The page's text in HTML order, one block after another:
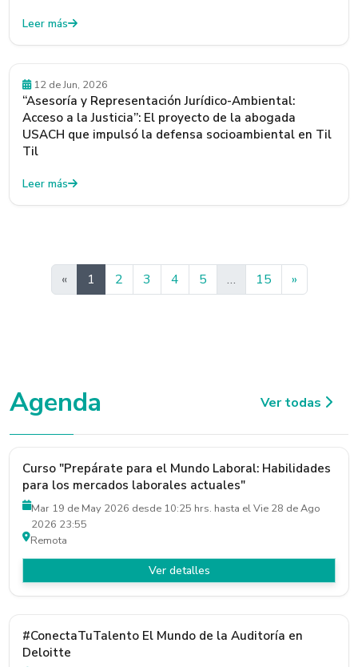
Leer más
12 de Jun, 2026
“Asesoría y Representación Jurídico-Ambiental:
Acceso a la Justicia”: El proyecto de la abogada
USACH que impulsó la defensa socioambiental en Til
Til
Leer más
« 1 2 3 4 5 … 15 »Siguiente
Agenda Ver todas
Curso "Prepárate para el Mundo Laboral: Habilidades
para los mercados laborales actuales"
Mar 19 de May 2026 desde 10:25 hrs. hasta el Vie 28 de Ago
2026 23:55
Remota
Ver detalles
#ConectaTuTalento El Mundo de la Auditoría en
Deloitte